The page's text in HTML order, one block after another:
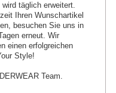
wird täglich erweitert.
Ihren Wunschartikel
besuchen Sie uns in
erneut. Wir
einen erfolgreichen
Style!
Team.